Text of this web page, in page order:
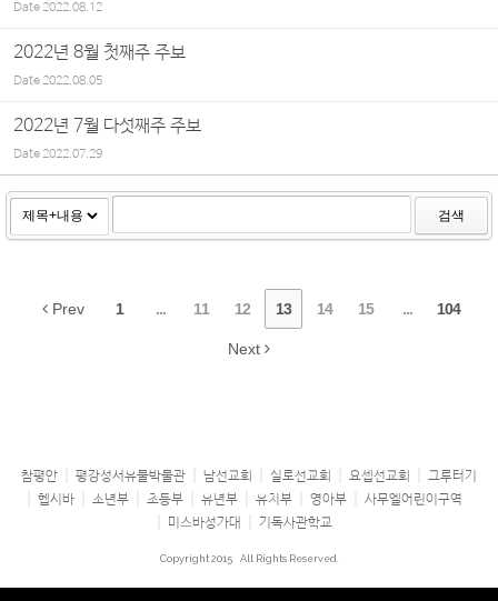
Date2022.08.12
2022년 8월 첫째주 주보
Date2022.08.05
2022년 7월 다섯째주 주보
Date2022.07.29
검색
Prev 1 ... 11 12 13 14 15 ... 104
Next
참평안 평강성서유물박물관 남선교회 실로선교회 요셉선교회
그루터기
헵시바
소년부 초등부 유년부 유치부 영아부
사무엘어린이구역
미스바성가대
기독사관학교
Copyright 2015 All Rights Reserved.